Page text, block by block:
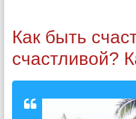
Как быть
счастливой?